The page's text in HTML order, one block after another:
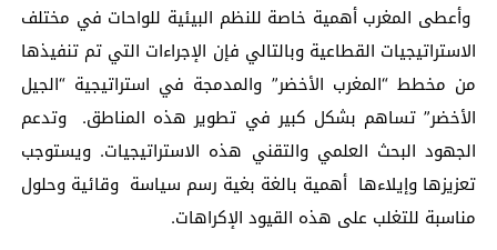
وأعطى المغرب أهمية خاصة للنظم البيئية للواحات في مختلف
الاستراتيجيات القطاعية وبالتالي فإن الإجراءات التي تم تنفيذها
من مخطط “المغرب الأخضر” والمدمجة في استراتيجية “الجيل
الأخضر” تساهم بشكل كبير في تطوير هذه المناطق. وتدعم
الجهود البحث العلمي والتقني هذه الاستراتيجيات. ويستوجب
تعزيزها وإيلاءها أهمية بالغة بغية رسم سياسة وقائية وحلول
مناسبة للتغلب على هذه القيود الإكراهات.